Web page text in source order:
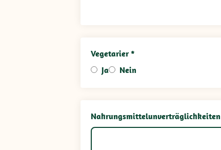
Vegetarier *
Ja
Nein
Nahrungsmittelunverträglichkeiten